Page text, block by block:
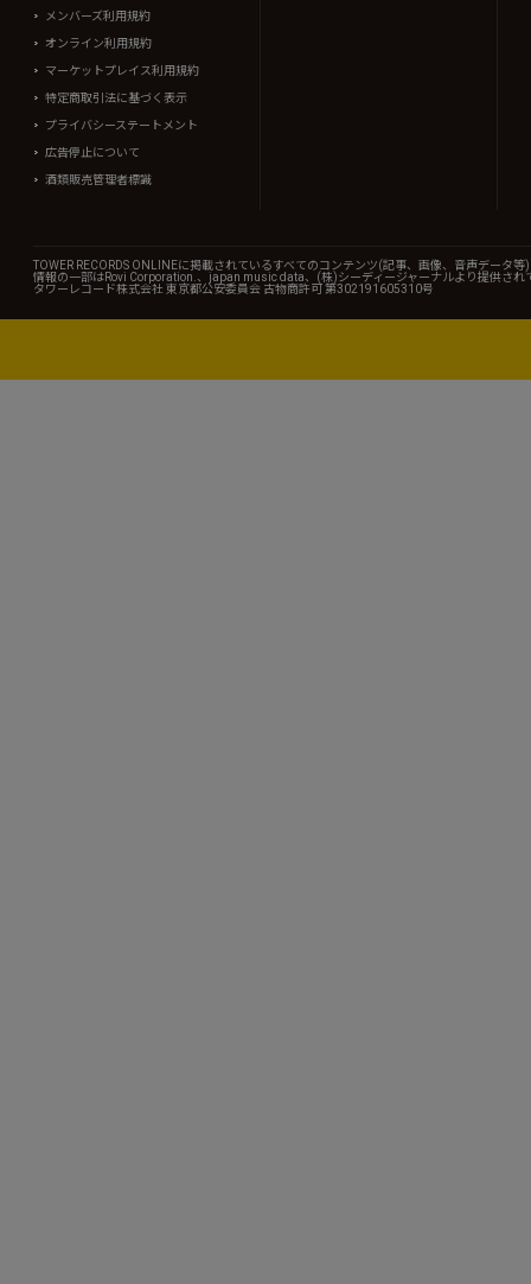
メンバーズ利用規約
オンライン利用規約
マーケットプレイス利用規約
特定商取引法に基づく表示
プライバシーステートメント
広告停止について
酒類販売管理者標識
TOWER RECORDS ONLINEに掲載されているすべてのコンテンツ(記事、画像、音声データ
情報の一部はRovi Corporation.、japan music data、(株)シーディージャーナルより提供され
タワーレコード株式会社 東京都公安委員会 古物商許可 第302191605310号